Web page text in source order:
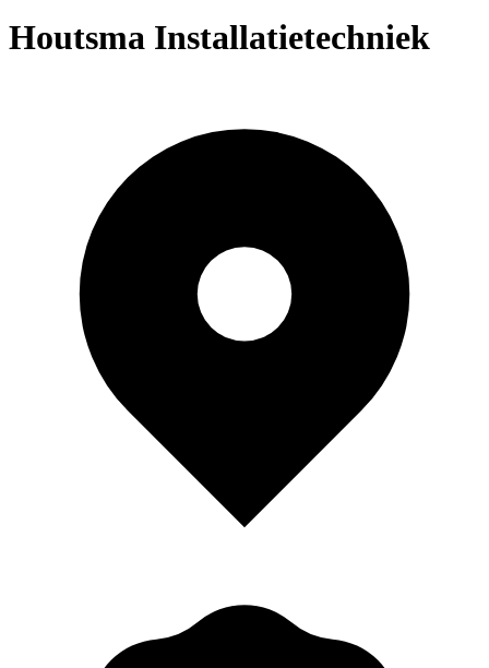
Houtsma Installatietechniek